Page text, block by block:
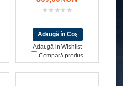
Adaugă in Wishlist
Compară produs